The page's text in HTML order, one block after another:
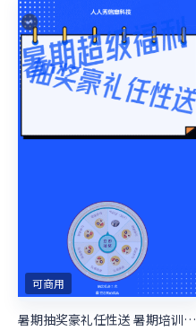
可商用
暑期抽奖豪礼任性送 暑期培训抽奖活动